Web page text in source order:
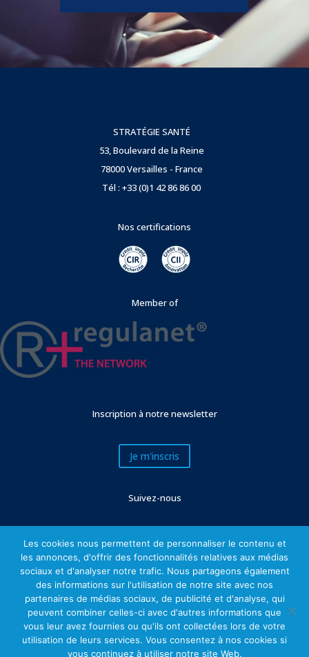
STRATÉGIE SANTÉ
53, Boulevard de la Reine
78000 Versailles - France
Tél : +33 (0)1 42 86 86 00
Nos certifications
Member of
Inscription à notre newsletter
Je m'inscris
Suivez-nous
Mentions légales
Les cookies nous permettent de personnaliser le contenu et
les annonces, d'offrir des fonctionnalités relatives aux médias
sociaux et d'analyser notre trafic. Nous partageons également
des informations sur l'utilisation de notre site avec nos
partenaires de médias sociaux, de publicité et d'analyse, qui
peuvent combiner celles-ci avec d'autres informations que
vous leur avez fournies ou qu'ils ont collectées lors de votre
utilisation de leurs services. Vous consentez à nos cookies si
vous continuez à utiliser notre site Web.